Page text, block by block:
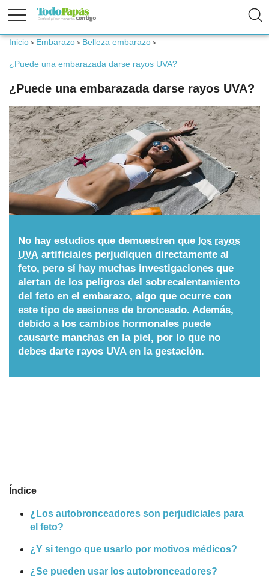
Embarazo
Bebé
Niños
Padres
Calculadoras
Nombres
Cuentos
Inicio > Embarazo > Belleza embarazo >
¿Puede una embarazada darse rayos UVA?
¿Puede una embarazada darse rayos UVA?
No hay estudios que demuestren que los rayos
UVA artificiales perjudiquen directamente al
feto, pero sí hay muchas investigaciones que
alertan de los peligros del sobrecalentamiento
del feto en el embarazo, algo que ocurre con
este tipo de sesiones de bronceado. Además,
debido a los cambios hormonales puede
causarte manchas en la piel, por lo que no
debes darte rayos UVA en la gestación.
Índice
¿Los autobronceadores son perjudiciales para
el feto?
¿Y si tengo que usarlo por motivos médicos?
¿Se pueden usar los autobronceadores?